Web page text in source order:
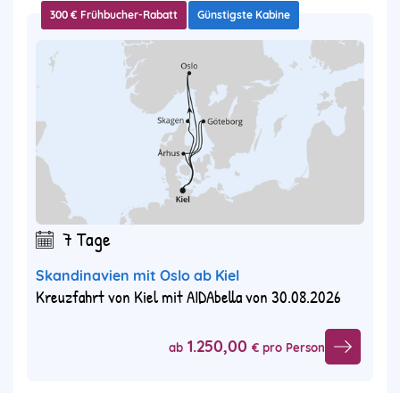
300 € Frühbucher-Rabatt Günstigste Kabine
7 Tage
Skandinavien mit Oslo ab Kiel
Kreuzfahrt von Kiel mit AIDAbella von 30.08.2026
ab 1.250,00 € pro Person